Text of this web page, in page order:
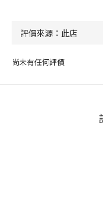
尚未有任何評價